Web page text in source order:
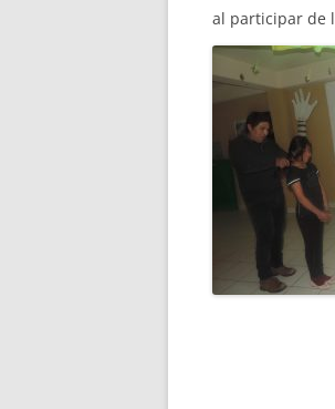
al participar de